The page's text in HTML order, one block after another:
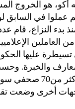
أكو، هو الخروج
عملوا في السابق
بدء النزاع، قام
العاملين
تسيطرة عليها
والخبرة.
إحصاء لجنة حماية الصحفيين، قام أكثر
عام 2011، إلا أن جهات أخرى